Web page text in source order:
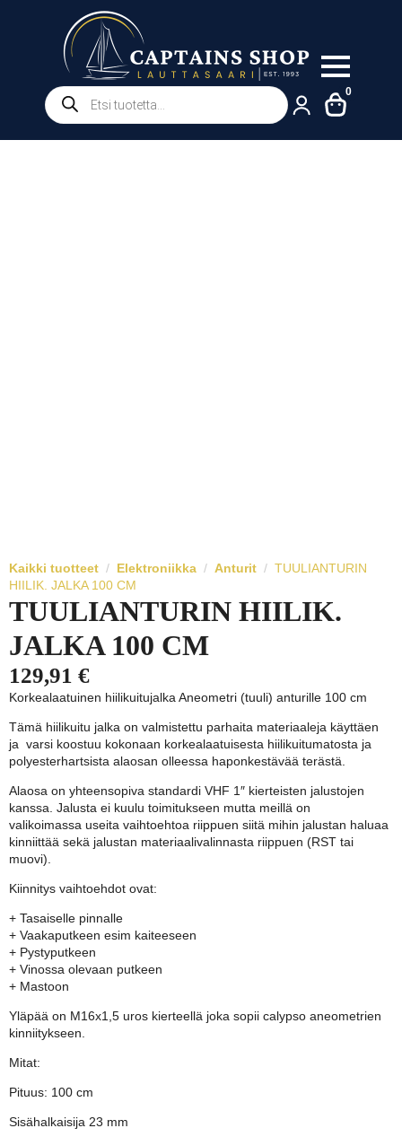
Products
search
0
Kaikki tuotteet Elektroniikka Anturit
TUULIANTURIN
HIILIK. JALKA 100 CM
TUULIANTURIN HIILIK.
JALKA 100 CM
129,91 €
Korkealaatuinen hiilikuitujalka Aneometri (tuuli) anturille 100 cm
Tämä hiilikuitu jalka on valmistettu parhaita materiaaleja käyttäen
ja varsi koostuu kokonaan korkealaatuisesta hiilikuitumatosta ja
polyesterhartsista alaosan olleessa haponkestävää terästä.
Alaosa on yhteensopiva standardi VHF 1″ kierteisten jalustojen
kanssa. Jalusta ei kuulu toimitukseen mutta meillä on
valikoimassa useita vaihtoehtoa riippuen siitä mihin jalustan haluaa
kinniittää sekä jalustan materiaalivalinnasta riippuen (RST tai
muovi).
Kiinnitys vaihtoehdot ovat:
+ Tasaiselle pinnalle
+ Vaakaputkeen esim kaiteeseen
+ Pystyputkeen
+ Vinossa olevaan putkeen
+ Mastoon
Yläpää on M16x1,5 uros kierteellä joka sopii calypso aneometrien
kinniitykseen.
Mitat:
Pituus: 100 cm
Sisähalkaisija 23 mm